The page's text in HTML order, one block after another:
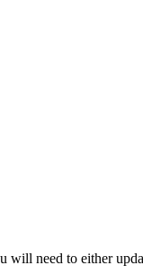
will need to either